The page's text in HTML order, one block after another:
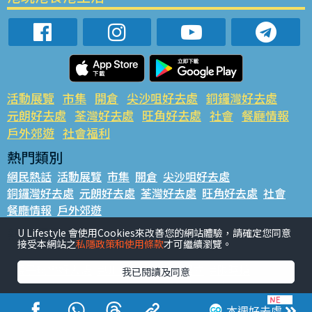
活動展覽 市集 開倉 尖沙咀好去處 銅鑼灣好去處
元朗好去處 荃灣好去處 旺角好去處 社會 餐廳情報
戶外郊遊 社會福利
熱門類別
網民熱話 活動展覽 市集 開倉 尖沙咀好去處
銅鑼灣好去處 元朗好去處 荃灣好去處 旺角好去處 社會
餐廳情報 戶外郊遊
熱門標籤
#UGO搵好去處 #人氣活動推介 #美食社群熱話
#ULifestyle應用程式
#UJetso禮物放送 #ULifestyle商戶中心 #著數 #網絡熱話
U Lifestyle 會使用Cookies來改善您的網站體驗，請確定您同意
接受本網站之私隱政策和使用條款才可繼續瀏覽。
我已閱讀及同意